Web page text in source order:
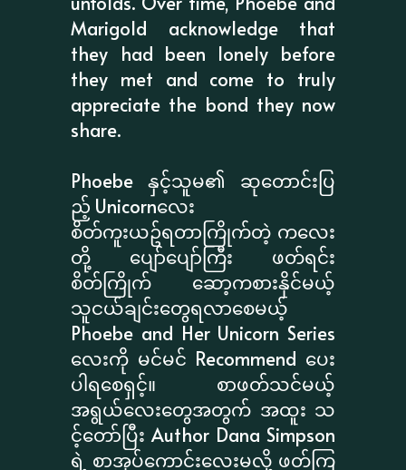
Marigold acknowledge that
they had been lonely before
they met and come to truly
appreciate the bond they now
share.
Phoebe နှင့်သူမ၏ ဆုတောင်းပြ
ည့် Unicornလေး
စိတ်ကူးယဥ်ရတာကြိုက်တဲ့ ကလေး
တို့ ပျော်ပျော်ကြီး ဖတ်ရင်း
စိတ်ကြိုက် ဆော့ကစားနိုင်မယ့်
သူငယ်ချင်းတွေရလာစေမယ့်
Phoebe and Her Unicorn Series
လေးကို မင်မင် Recommend ပေး
ပါရစေရှင့်။ စာဖတ်သင်မယ့်
အရွယ်လေးတွေအတွက် အထူး သ
င့်တော်ပြီး Author Dana Simpson
ရဲ့ စာအုပ်ကောင်းလေးမလို့ ဖတ်ကြ